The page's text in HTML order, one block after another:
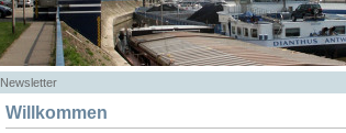
Newsletter
Willkommen